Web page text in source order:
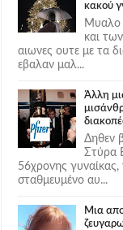
κακού
Μυαλο
και
αιωνες ουτε με τα
εβαλαν μαλ...
Άλλη
Δηθεν
Στύρα
56χρονης
σταθμευμένο αυ...
Μια